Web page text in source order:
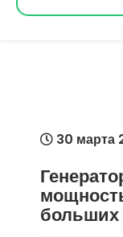
30 марта
больших